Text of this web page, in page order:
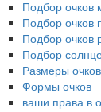
Подбор очков
Подбор
Подбор очков
Подбор
Размеры очков
Формы очков
ваши права в